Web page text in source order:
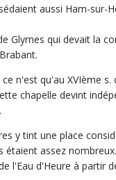
aussi Ham-sur-
Glyrnes qui devait la
n'est qu'au XVIème
chapelle devint
y tint une place
étaient assez nombreux.
l'Eau d'Heure à partir